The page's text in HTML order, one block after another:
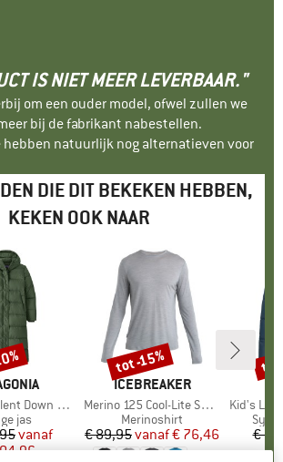
IS NIET MEER LEVERBAAR."
om een ouder model, ofwel zullen we
bij de fabrikant nabestellen.
hebben natuurlijk nog alternatieven voor
DIE DIT BEKEKEN HEBBEN,
KEKEN OOK NAAR
Long Parka
jas
Prijs
Verlaagde prijs
vanaf
MERK
ICEBREAKER
Artikel
Merino 125 Cool-Lite Sphere III L/S Tee
Productgroep
Merinoshirt
Prijs
€ 89,95 Verlaagde prijs
vanaf€ 76,46
Korting
tot -15%
Artikel
Kid's Lulea
€
tot